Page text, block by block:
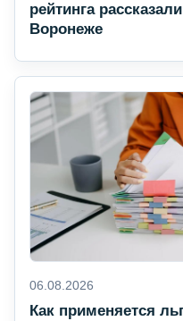
рейтинга
Воронеже
06.08.2026
Как применяется